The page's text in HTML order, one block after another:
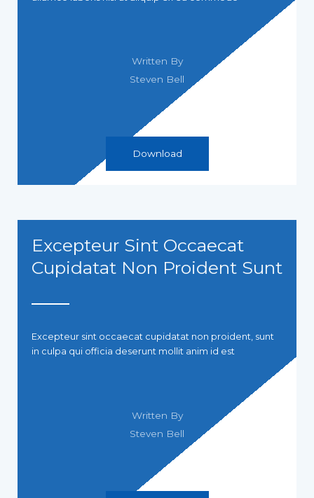
Written By
Steven Bell
Download
Excepteur Sint Occaecat
Cupidatat Non Proident Sunt
Excepteur sint occaecat cupidatat non proident, sunt
in culpa qui officia deserunt mollit anim id est
Written By
Steven Bell